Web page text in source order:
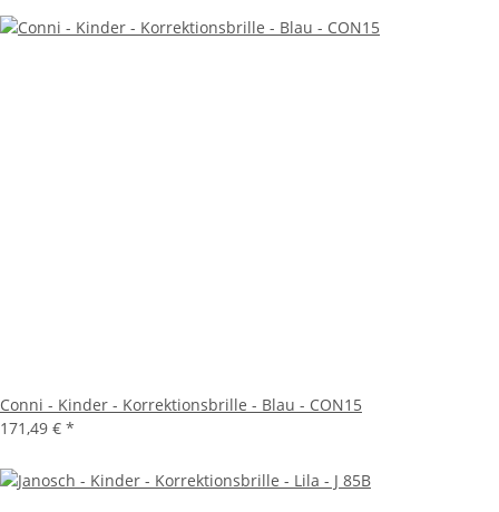
Conni - Kinder - Korrektionsbrille - Blau - CON15
171,49 € *